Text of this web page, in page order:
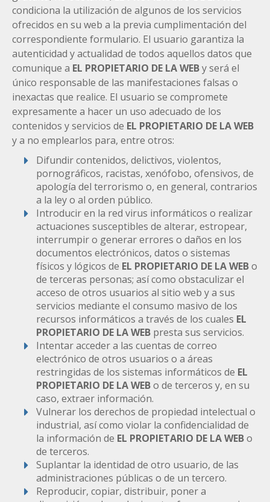
condiciona la utilización de algunos de los servicios
ofrecidos en su web a la previa cumplimentación del
correspondiente formulario. El usuario garantiza la
autenticidad y actualidad de todos aquellos datos que
comunique a EL PROPIETARIO DE LA WEBy será el
único responsable de las manifestaciones falsas o
inexactas que realice. El usuario se compromete
expresamente a hacer un uso adecuado de los
contenidos y servicios de EL PROPIETARIO DE LA WEB
y a no emplearlos para, entre otros:
Difundir contenidos, delictivos, violentos,
pornográficos, racistas, xenófobo, ofensivos, de
apología del terrorismo o, en general, contrarios
a la ley o al orden público.
Introducir en la red virus informáticos o realizar
actuaciones susceptibles de alterar, estropear,
interrumpir o generar errores o daños en los
documentos electrónicos, datos o sistemas
físicos y lógicos de EL PROPIETARIO DE LA WEBo
de terceras personas; así como obstaculizar el
acceso de otros usuarios al sitio web y a sus
servicios mediante el consumo masivo de los
recursos informáticos a través de los cuales EL
PROPIETARIO DE LA WEB presta sus servicios.
Intentar acceder a las cuentas de correo
electrónico de otros usuarios o a áreas
restringidas de los sistemas informáticos de EL
PROPIETARIO DE LA WEBo de terceros y, en su
caso, extraer información.
Vulnerar los derechos de propiedad intelectual o
industrial, así como violar la confidencialidad de
la información de EL PROPIETARIO DE LA WEBo
de terceros.
Suplantar la identidad de otro usuario, de las
administraciones públicas o de un tercero.
Reproducir, copiar, distribuir, poner a